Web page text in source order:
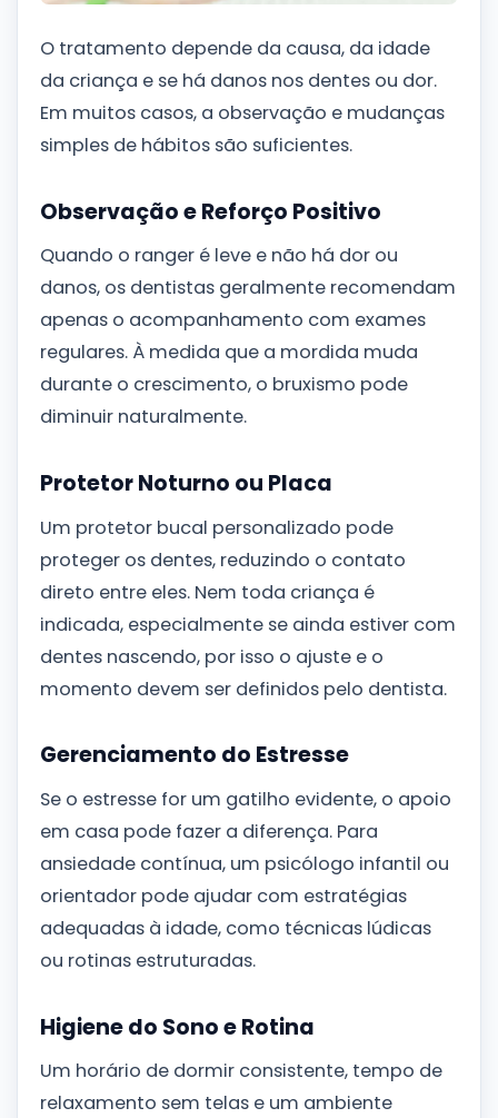
O tratamento depende da causa, da idade
da criança e se há danos nos dentes ou dor.
Em muitos casos, a observação e mudanças
simples de hábitos são suficientes.
Observação e Reforço Positivo
Quando o ranger é leve e não há dor ou
danos, os dentistas geralmente recomendam
apenas o acompanhamento com exames
regulares. À medida que a mordida muda
durante o crescimento, o bruxismo pode
diminuir naturalmente.
Protetor Noturno ou Placa
Um protetor bucal personalizado pode
proteger os dentes, reduzindo o contato
direto entre eles. Nem toda criança é
indicada, especialmente se ainda estiver com
dentes nascendo, por isso o ajuste e o
momento devem ser definidos pelo dentista.
Gerenciamento do Estresse
Se o estresse for um gatilho evidente, o apoio
em casa pode fazer a diferença. Para
ansiedade contínua, um psicólogo infantil ou
orientador pode ajudar com estratégias
adequadas à idade, como técnicas lúdicas
ou rotinas estruturadas.
Higiene do Sono e Rotina
Um horário de dormir consistente, tempo de
relaxamento sem telas e um ambiente